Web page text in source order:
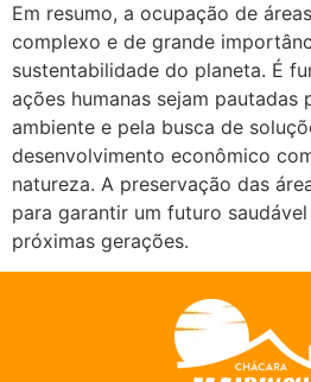
Em resumo, a ocupação de
complexo e de grande
sustentabilidade do planeta. É
ações humanas sejam pautadas
ambiente e pela busca de
desenvolvimento econômico
natureza. A preservação das
para garantir um futuro
próximas gerações.